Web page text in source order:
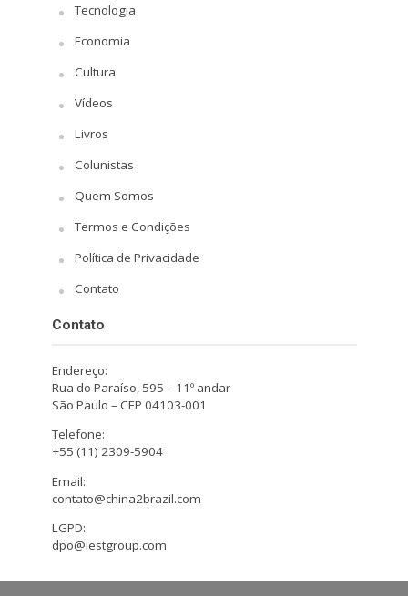
Tecnologia
Economia
Cultura
Vídeos
Livros
Colunistas
Quem Somos
Termos e Condições
Política de Privacidade
Contato
Contato
Endereço:
Rua do Paraíso, 595 – 11º andar
São Paulo – CEP 04103-001
Telefone:
+55 (11) 2309-5904
Email:
contato@china2brazil.com
LGPD:
dpo@iestgroup.com